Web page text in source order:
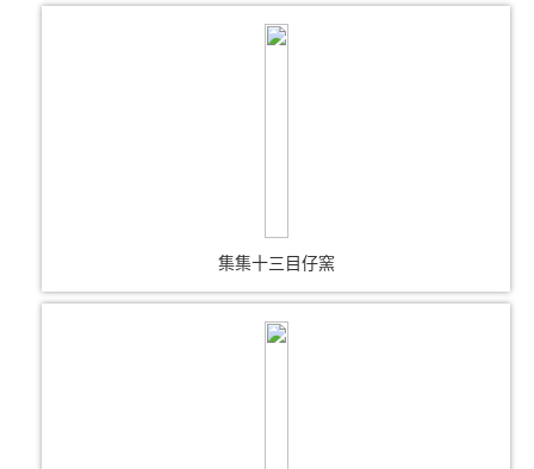
集集十三目仔窯